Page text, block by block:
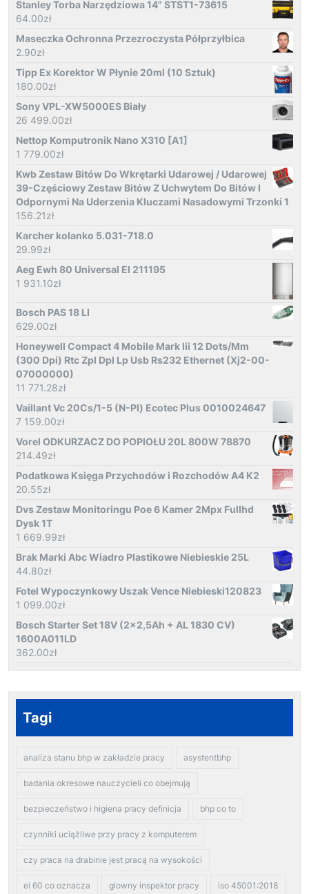
Stanley Torba Narzędziowa 14" STST1-73615
64.00zł
Maseczka Ochronna Przezroczysta Półprzyłbica
2.90zł
Tipp Ex Korektor W Płynie 20ml (10 Sztuk)
180.00zł
Sony VPL-XW5000ES Biały
26 499.00zł
Nettop Komputronik Nano X310 [A1]
1 779.00zł
Kwb Zestaw Bitów Do Wkrętarki Udarowej / Udarowej
39-Częściowy Zestaw Bitów Z Uchwytem Do Bitów I
Odpornymi Na Uderzenia Kluczami Nasadowymi Trzonki 1
156.21zł
Karcher kolanko 5.031-718.0
29.99zł
Aeg Ewh 80 Universal El 211195
1 931.10zł
Bosch PAS 18 LI
629.00zł
Honeywell Compact 4 Mobile Mark Iii 12 Dots/Mm
(300 Dpi) Rtc Zpl Dpl Lp Usb Rs232 Ethernet (Xj2-00-
07000000)
11 771.28zł
Vaillant Vc 20Cs/1-5 (N-Pl) Ecotec Plus 0010024647
7 159.00zł
Vorel ODKURZACZ DO POPIOŁU 20L 800W 78870
214.49zł
Podatkowa Księga Przychodów i Rozchodów A4 K2
20.55zł
Dvs Zestaw Monitoringu Poe 6 Kamer 2Mpx Fullhd
Dysk 1T
1 669.99zł
Brak Marki Abc Wiadro Plastikowe Niebieskie 25L
44.80zł
Fotel Wypoczynkowy Uszak Vence Niebieski120823
1 099.00zł
Bosch Starter Set 18V (2x2,5Ah + AL 1830 CV)
1600A011LD
362.00zł
Tagi
analiza stanu bhp w zakładzie pracy asystentbhp
badania okresowe nauczycieli co obejmują
bezpieczeństwo i higiena pracy definicja bhp co to
czynniki uciążliwe przy pracy z komputerem
czy praca na drabinie jest pracą na wysokości
ei 60 co oznacza glowny inspektor pracy iso 45001:2018